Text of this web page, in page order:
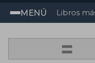
MENÚ Libros
=